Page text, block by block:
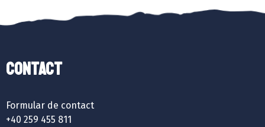
Contact
Formular de contact
+40 259 455 811